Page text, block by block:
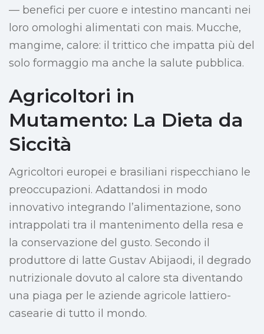
— benefici per cuore e intestino mancanti nei
loro omologhi alimentati con mais. Mucche,
mangime, calore: il trittico che impatta più del
solo formaggio ma anche la salute pubblica.
Agricoltori in
Mutamento: La Dieta da
Siccità
Agricoltori europei e brasiliani rispecchiano le
preoccupazioni. Adattandosi in modo
innovativo integrando l’alimentazione, sono
intrappolati tra il mantenimento della resa e
la conservazione del gusto. Secondo il
produttore di latte Gustav Abijaodi, il degrado
nutrizionale dovuto al calore sta diventando
una piaga per le aziende agricole lattiero-
casearie di tutto il mondo.